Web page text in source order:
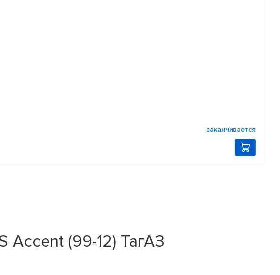
заканчивается
Accent (99-12) ТагАЗ